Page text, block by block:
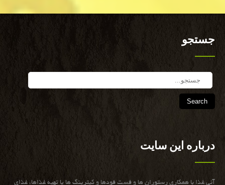
جستجو
درباره این سایت
آنی غذا با همكاری رستوران ها و فست فودها و كیترینگ ها یا تهیه غذاها، غذای